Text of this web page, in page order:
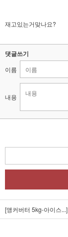
재고있는거맞나요?
댓글쓰기
이름
내용
[앵커버터 5kg-아이스...]